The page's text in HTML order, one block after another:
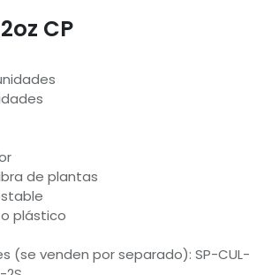
CP
de plantas
plástico
(se venden por separado): SP-CUL-